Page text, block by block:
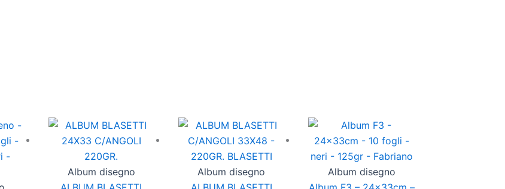
Album disegno
Questo
prodotto
Album disegno
Questo
prodotto
varianti.
Album disegno